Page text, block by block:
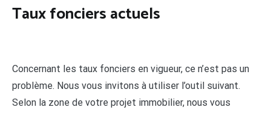
Taux fonciers actuels
Concernant les taux fonciers en vigueur, ce n’est pas un
problème. Nous vous invitons à utiliser l’outil suivant.
Selon la zone de votre projet immobilier, nous vous